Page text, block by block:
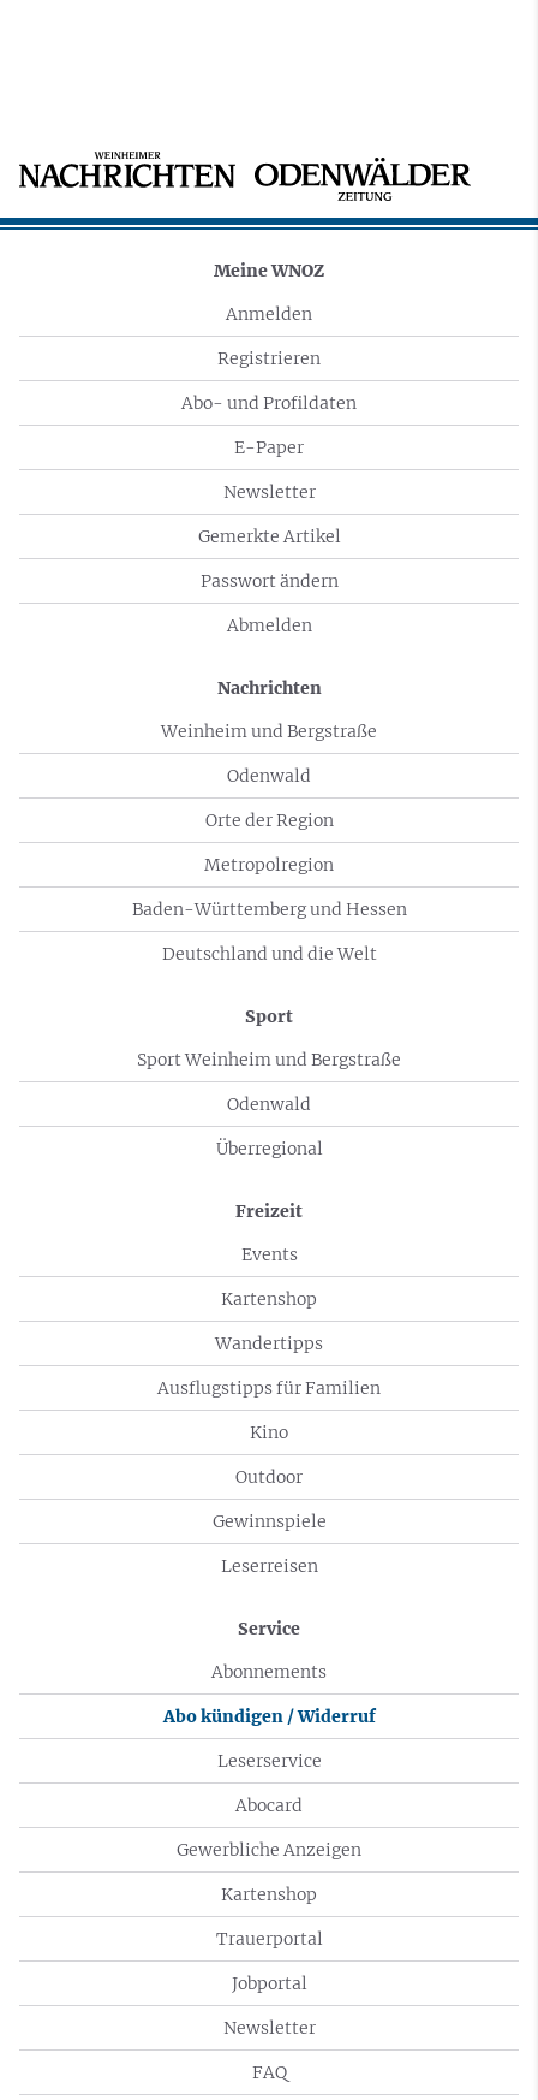
Meine WNOZ
Anmelden
Registrieren
Abo- und Profildaten
E-Paper
Newsletter
Gemerkte Artikel
Passwort ändern
Abmelden
Nachrichten
Weinheim und Bergstraße
Odenwald
Orte der Region
Metropolregion
Baden-Württemberg und Hessen
Deutschland und die Welt
Sport
Sport Weinheim und Bergstraße
Odenwald
Überregional
Freizeit
Events
Kartenshop
Wandertipps
Ausflugstipps für Familien
Kino
Outdoor
Gewinnspiele
Leserreisen
Service
Abonnements
Abo kündigen / Widerruf
Leserservice
Abocard
Gewerbliche Anzeigen
Kartenshop
Trauerportal
Jobportal
Newsletter
FAQ